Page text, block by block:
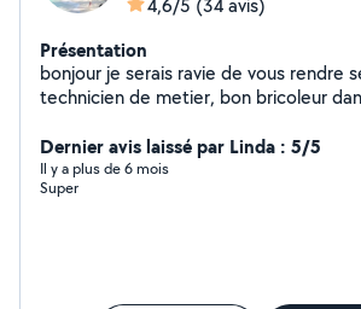
4,6/5 (34 avis)
Présentation
bonjour je serais ravie de vous rendre
technicien de metier, bon bricoleur
merci.
Dernier avis laissé par Linda : 5/5
Il y a plus de 6 mois
Super